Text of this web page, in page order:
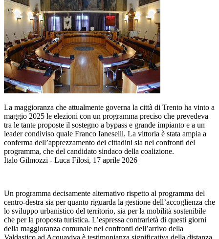
La maggioranza che attualmente governa la città di Trento ha vinto a
maggio 2025 le elezioni con un programma preciso che prevedeva
tra le tante proposte il sostegno a bypass e grande impianto e a un
leader condiviso quale Franco Ianeselli. La vittoria è stata ampia a
conferma dell’apprezzamento dei cittadini sia nei confronti del
programma, che del candidato sindaco della coalizione.
Italo Gilmozzi - Luca Filosi, 17 aprile 2026
Un programma decisamente alternativo rispetto al programma del
centro-destra sia per quanto riguarda la gestione dell’accoglienza che
lo sviluppo urbanistico del territorio, sia per la mobilità sostenibile
che per la proposta turistica. L’espressa contrarietà di questi giorni
della maggioranza comunale nei confronti dell’arrivo della